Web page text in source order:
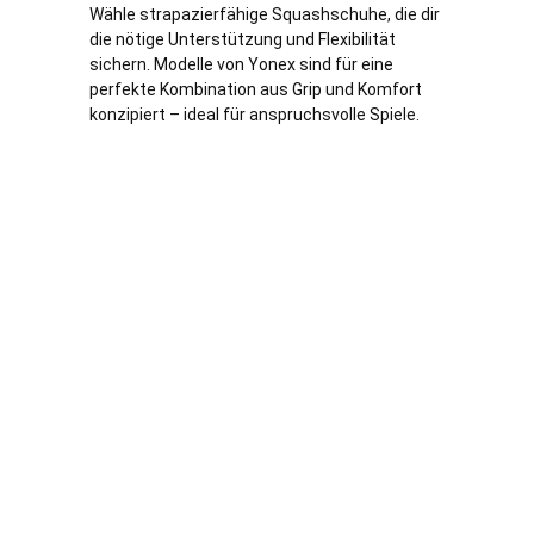
Wähle strapazierfähige Squashschuhe, die dir
die nötige Unterstützung und Flexibilität
sichern. Modelle von Yonex sind für eine
perfekte Kombination aus Grip und Komfort
konzipiert – ideal für anspruchsvolle Spiele.